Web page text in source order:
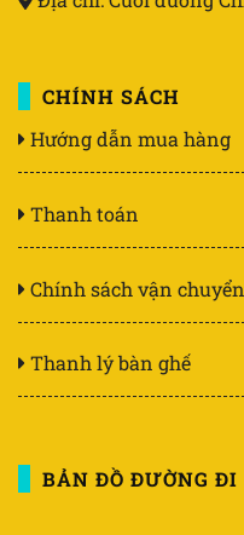
CHÍNH SÁCH
Hướng dẫn mua hàng
Thanh toán
Chính sách vận chuyển
Thanh lý bàn ghế
BẢN ĐỒ ĐƯỜNG ĐI